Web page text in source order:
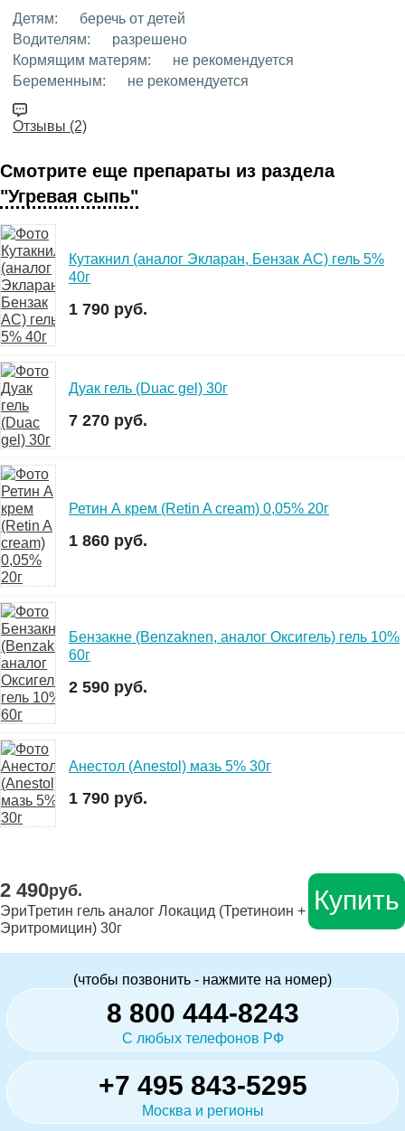
Детям:
беречь от детей
Водителям:
разрешено
Кормящим матерям:
не рекомендуется
Беременным:
не рекомендуется
Отзывы (2)
Смотрите еще препараты из раздела
"Угревая сыпь"
Кутакнил (аналог Экларан, Бензак АС) гель 5%
40г
1 790 руб.
Дуак гель (Duac gel) 30г
7 270 руб.
Ретин А крем (Retin A cream) 0,05% 20г
1 860 руб.
Бензакне (Benzaknen, аналог Оксигель) гель 10%
60г
2 590 руб.
Анестол (Anestol) мазь 5% 30г
1 790 руб.
2 490руб.
ЭриТретин гель аналог Локацид (Третиноин +
Эритромицин) 30г
Купить
(чтобы позвонить - нажмите на номер)
8 800 444-8243
С любых телефонов РФ
+7 495 843-5295
Москва и регионы